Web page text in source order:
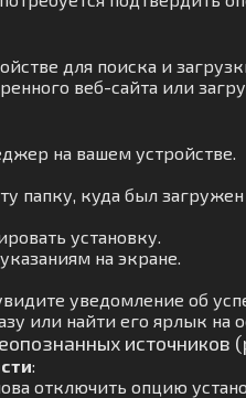
для поиска и
веб-сайта или
на вашем устройстве.
папку, куда был
установку.
на экране.
уведомление об
или найти его ярлык на
источников
:
отключить опцию